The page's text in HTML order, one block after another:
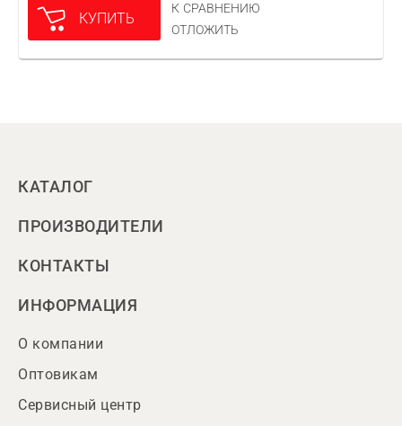
КУПИТЬ
К СРАВНЕНИЮ
ОТЛОЖИТЬ
КАТАЛОГ
ПРОИЗВОДИТЕЛИ
КОНТАКТЫ
ИНФОРМАЦИЯ
О компании
Оптовикам
Сервисный центр